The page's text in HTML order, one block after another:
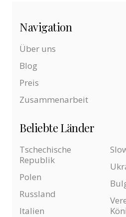
Navigation
Über uns
Blog
Preis
Zusammenarbeit
Beliebte Länder
Tschechische
Republik
Polen
Russland
Italien